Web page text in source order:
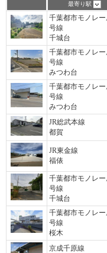
最寄り駅
千葉都市モノレー
号線
千城台
千葉都市モノレー
号線
みつわ台
千葉都市モノレー
号線
みつわ台
JR総武本線
都賀
JR東金線
福俵
千葉都市モノレー
号線
千城台
千葉都市モノレー
号線
桜木
京成千原線